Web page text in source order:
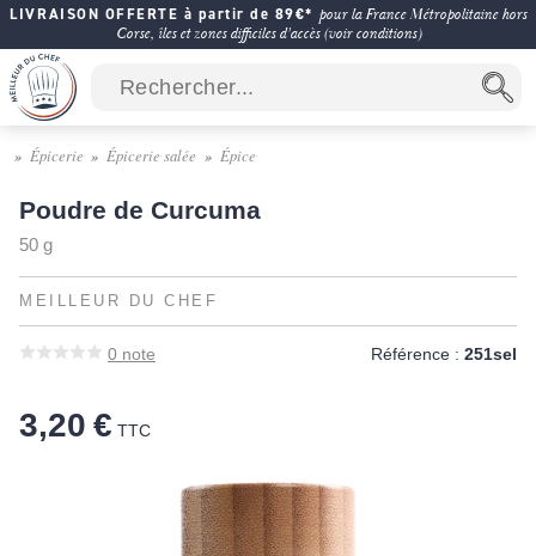
LIVRAISON OFFERTE à partir de 89€* pour la France Métropolitaine hors
Corse, îles et zones difficiles d'accès (voir conditions)
Épicerie Épicerie salée Épice
Poudre de Curcuma
50 g
MEILLEUR DU CHEF
0 note Référence : 251sel
3,20 € TTC